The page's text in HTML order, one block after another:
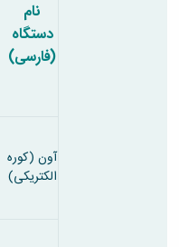
نام
دستگاه
(فارسی)
آون (کوره
الکتریکی)